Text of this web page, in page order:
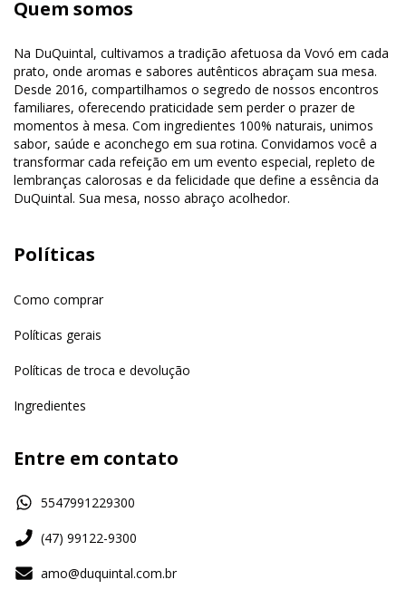
Quem somos
Na DuQuintal, cultivamos a tradição afetuosa da Vovó em cada
prato, onde aromas e sabores autênticos abraçam sua mesa.
Desde 2016, compartilhamos o segredo de nossos encontros
familiares, oferecendo praticidade sem perder o prazer de
momentos à mesa. Com ingredientes 100% naturais, unimos
sabor, saúde e aconchego em sua rotina. Convidamos você a
transformar cada refeição em um evento especial, repleto de
lembranças calorosas e da felicidade que define a essência da
DuQuintal. Sua mesa, nosso abraço acolhedor.
Políticas
Como comprar
Políticas gerais
Políticas de troca e devolução
Ingredientes
Entre em contato
5547991229300
(47) 99122-9300
amo@duquintal.com.br